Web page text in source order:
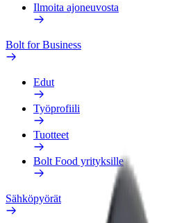
Ilmoita ajoneuvosta
Bolt for Business
Edut
Työprofiili
Tuotteet
Bolt Food yrityksille
Sähköpyörät